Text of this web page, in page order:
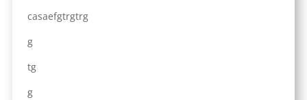
casaefgtrgtrg
g
tg
g